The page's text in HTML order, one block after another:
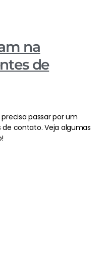
na
de
passar por um
contato. Veja algumas